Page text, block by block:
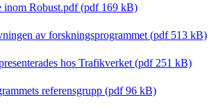
inom Robust.pdf (pdf 169 kB)
av forskningsprogrammet (pdf 513 kB)
hos Trafikverket (pdf 251 kB)
referensgrupp (pdf 96 kB)